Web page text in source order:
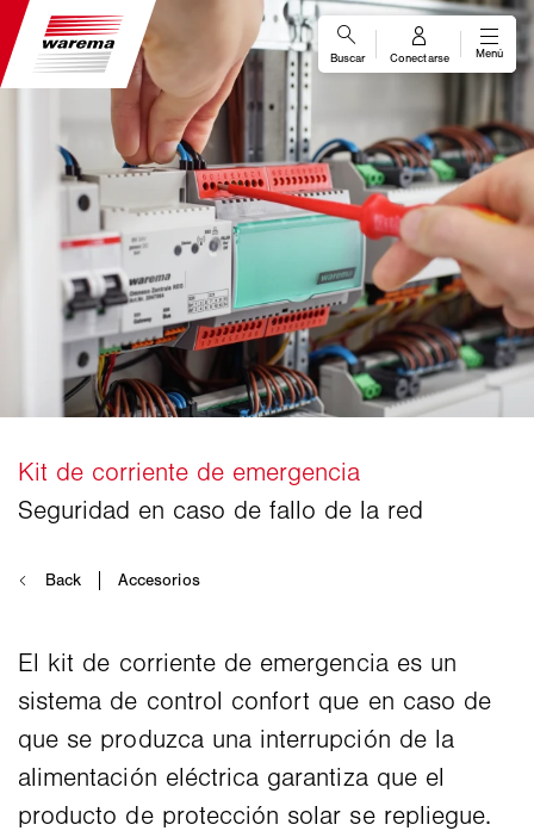
El kit de corriente de emergencia es un
sistema de control confort que en caso de
que se produzca una interrupción de la
alimentación eléctrica garantiza que el
producto de protección solar se repliegue.